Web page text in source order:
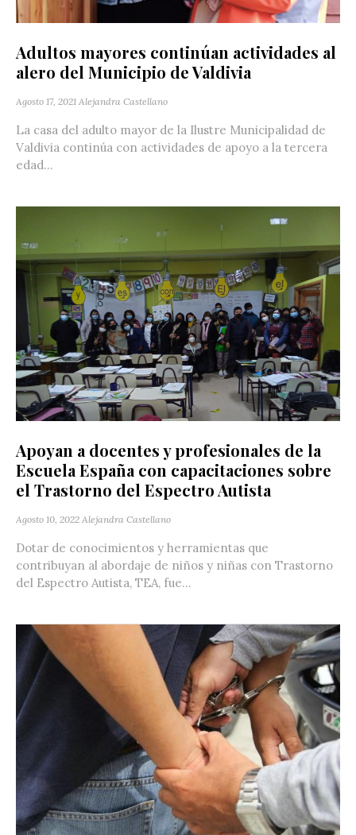
Adultos mayores continúan actividades al
alero del Municipio de Valdivia
Agosto 17, 2021 Alejandra Castellano
La casa del adulto mayor de la Ilustre Municipalidad de
Valdivia continúa con actividades de apoyo a la tercera
edad...
Apoyan a docentes y profesionales de la
Escuela España con capacitaciones sobre
el Trastorno del Espectro Autista
Agosto 10, 2022 Alejandra Castellano
Dotar de conocimientos y herramientas que
contribuyan al abordaje de niños y niñas con Trastorno
del Espectro Autista, TEA, fue...